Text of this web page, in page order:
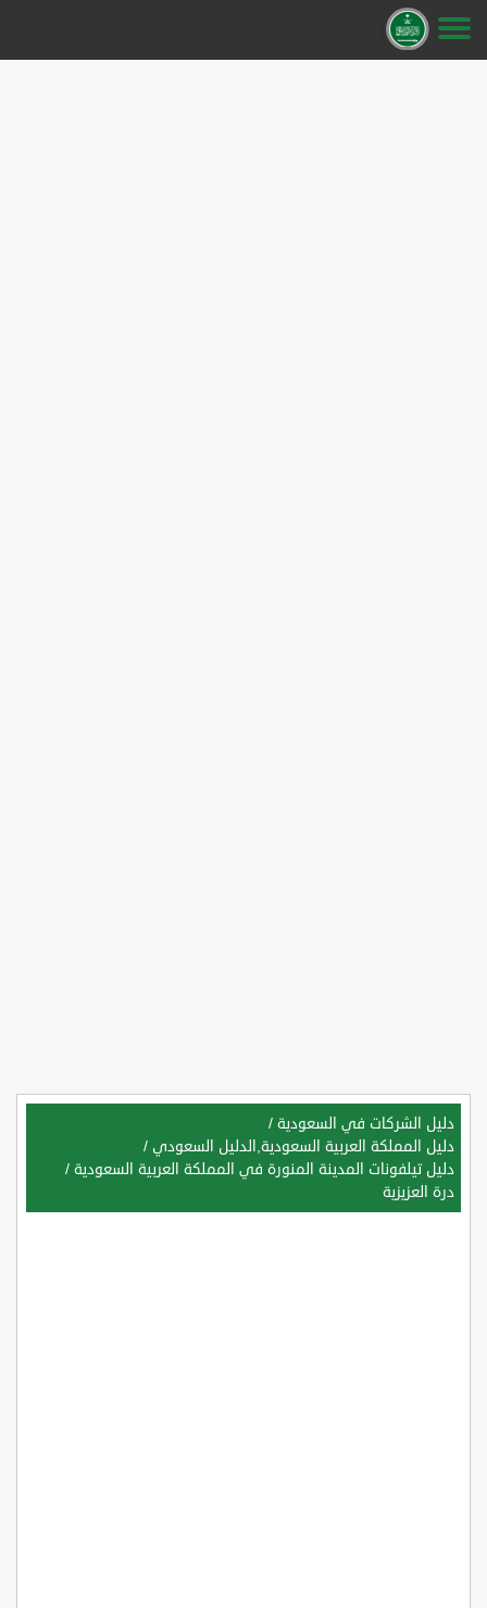
دليل الشركات في السعودية /
دليل المملكة العربية السعودية,الدليل السعودي /
دليل تيلفونات المدينة المنورة في المملكة العربية السعودية /
درة العزيزية